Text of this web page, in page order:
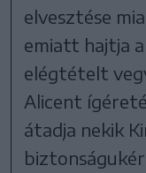
elvesztése
emiatt hajtja
elégtételt
Alicent
átadja nekik